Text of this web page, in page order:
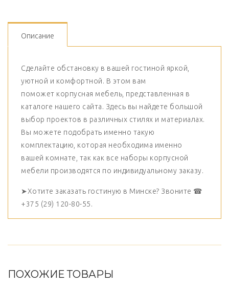
Описание
Сделайте обстановку в вашей гостиной яркой,
уютной и комфортной. В этом вам
поможет корпусная мебель, представленная в
каталоге нашего сайта. Здесь вы найдете большой
выбор проектов в различных стилях и материалах.
Вы можете подобрать именно такую
комплектацию, которая необходима именно
вашей комнате, так как все наборы корпусной
мебели производятся по индивидуальному заказу.
➤Хотите заказать гостиную в Минске? Звоните ☎
+375 (29) 120-80-55.
ПОХОЖИЕ ТОВАРЫ